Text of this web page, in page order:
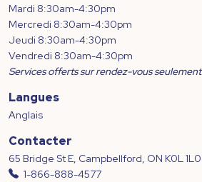
Mardi 8:30am-4:30pm
Mercredi 8:30am-4:30pm
Jeudi 8:30am-4:30pm
Vendredi 8:30am-4:30pm
Services offerts sur rendez-vous seulement
Langues
Anglais
Contacter
65 Bridge St E, Campbellford, ON K0L 1L0
1-866-888-4577